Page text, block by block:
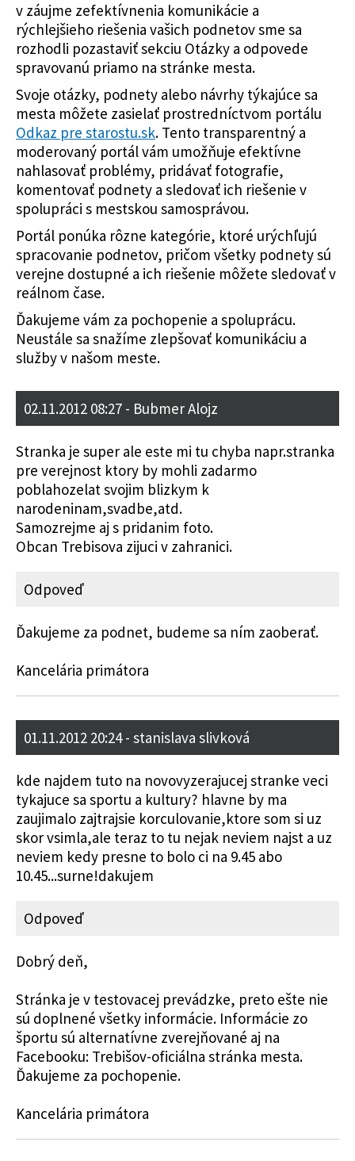
v záujme zefektívnenia komunikácie a
rýchlejšieho riešenia vašich podnetov sme sa
rozhodli pozastaviť sekciu Otázky a odpovede
spravovanú priamo na stránke mesta.
Svoje otázky, podnety alebo návrhy týkajúce sa
mesta môžete zasielať prostredníctvom portálu
Odkaz pre starostu.sk. Tento transparentný a
moderovaný portál vám umožňuje efektívne
nahlasovať problémy, pridávať fotografie,
komentovať podnety a sledovať ich riešenie v
spolupráci s mestskou samosprávou.
Portál ponúka rôzne kategórie, ktoré urýchľujú
spracovanie podnetov, pričom všetky podnety sú
verejne dostupné a ich riešenie môžete sledovať v
reálnom čase.
Ďakujeme vám za pochopenie a spoluprácu.
Neustále sa snažíme zlepšovať komunikáciu a
služby v našom meste.
02.11.2012 08:27 - Bubmer Alojz
Stranka je super ale este mi tu chyba napr.stranka
pre verejnost ktory by mohli zadarmo
poblahozelat svojim blizkym k
narodeninam,svadbe,atd.
Samozrejme aj s pridanim foto.
Obcan Trebisova zijuci v zahranici.
Odpoveď
Ďakujeme za podnet, budeme sa ním zaoberať.
Kancelária primátora
01.11.2012 20:24- stanislava slivková
kde najdem tuto na novovyzerajucej stranke veci
tykajuce sa sportu a kultury? hlavne by ma
zaujimalo zajtrajsie korculovanie,ktore som si uz
skor vsimla,ale teraz to tu nejak neviem najst a uz
neviem kedy presne to bolo ci na 9.45 abo
10.45...surne!dakujem
Odpoveď
Dobrý deň,
Stránka je v testovacej prevádzke, preto ešte nie
sú doplnené všetky informácie. Informácie zo
športu sú alternatívne zverejňované aj na
Facebooku: Trebišov-oficiálna stránka mesta.
Ďakujeme za pochopenie.
Kancelária primátora